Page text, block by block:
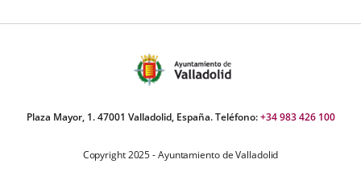
externa.
Plaza Mayor, 1. 47001 Valladolid, España. Teléfono:+34 983 426 100
Copyright 2025 - Ayuntamiento de Valladolid